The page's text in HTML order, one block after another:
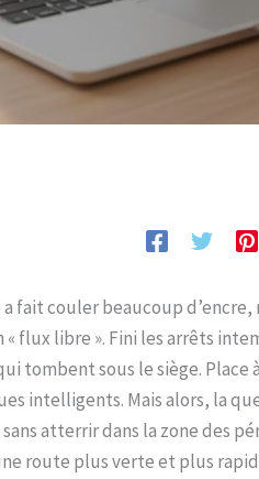
fait couler beaucoup
« flux libre ». Fini les arrêts
tombent sous le siège.
intelligents. Mais alors, la
atterrir dans la zone des
route plus verte et plus